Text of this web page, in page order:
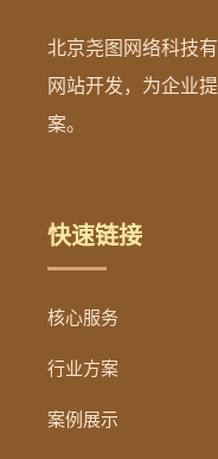
北京尧图网络科技
网站开发，为企业
案。
快速链接
核心服务
行业方案
案例展示